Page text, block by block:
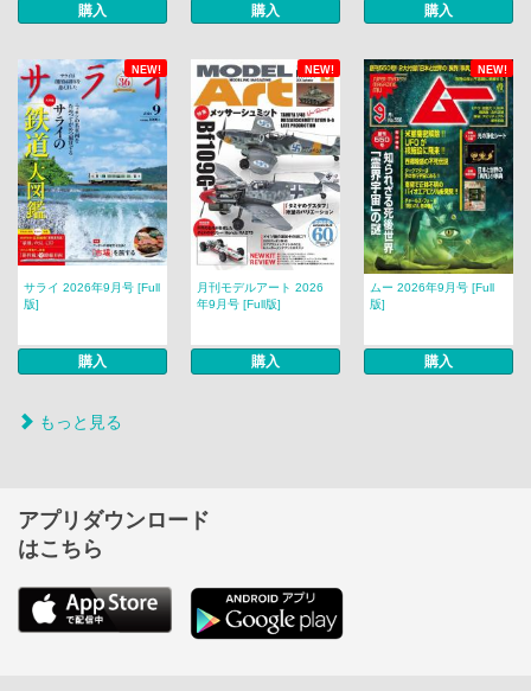
購入 購入 購入
NEW! NEW! NEW!
サライ 2026年9月号 [Full
版]
購入
月刊モデルアート 2026
年9月号 [Full版]
購入
ムー 2026年9月号 [Full
版]
購入
もっと見る
アプリダウンロード
はこちら